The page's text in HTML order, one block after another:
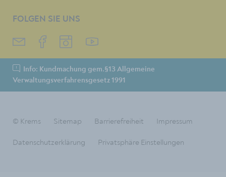
FOLGEN SIE UNS
Info: Kundmachung gem.§13 Allgemeine
Verwaltungsverfahrensgesetz 1991
© Krems Sitemap Barrierefreiheit Impressum
Datenschutzerklärung Privatsphäre Einstellungen